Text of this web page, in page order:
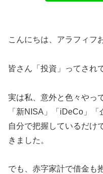
こんにちは、アラフィフ
皆さん「投資」ってされ
実は私、意外と色々やっ
「新NISA」「iDeCo」
自分で把握しているだけ
きました。
でも、赤字家計で借金も